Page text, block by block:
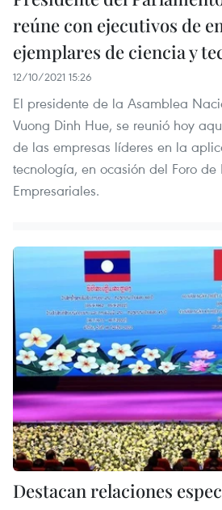
reúne con ejecutivos de
ejemplares de ciencia y
12/10/2021 15:26
El presidente de la Asamblea
Vuong Dinh Hue, se reunió hoy
de las empresas líderes en la
tecnología, en ocasión del Foro de
Empresariales.
Destacan relaciones